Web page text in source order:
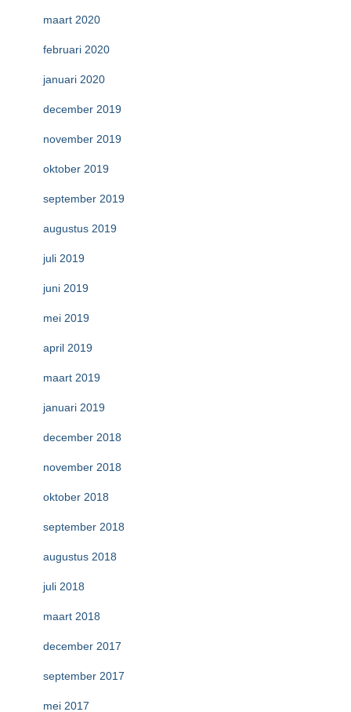
maart 2020
februari 2020
januari 2020
december 2019
november 2019
oktober 2019
september 2019
augustus 2019
juli 2019
juni 2019
mei 2019
april 2019
maart 2019
januari 2019
december 2018
november 2018
oktober 2018
september 2018
augustus 2018
juli 2018
maart 2018
december 2017
september 2017
mei 2017